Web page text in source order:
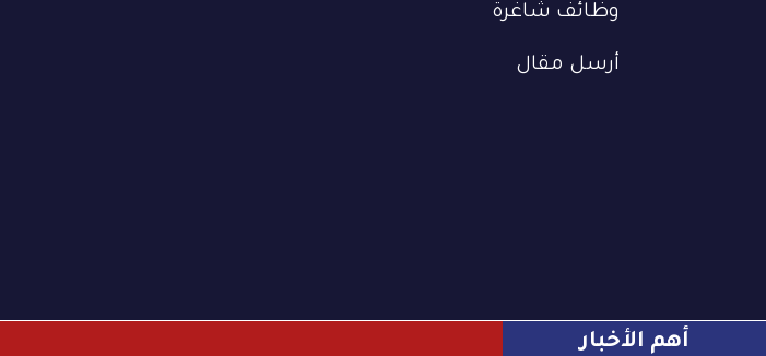
أهم الأخبار
وظائف شاغرة
أرسل مقال